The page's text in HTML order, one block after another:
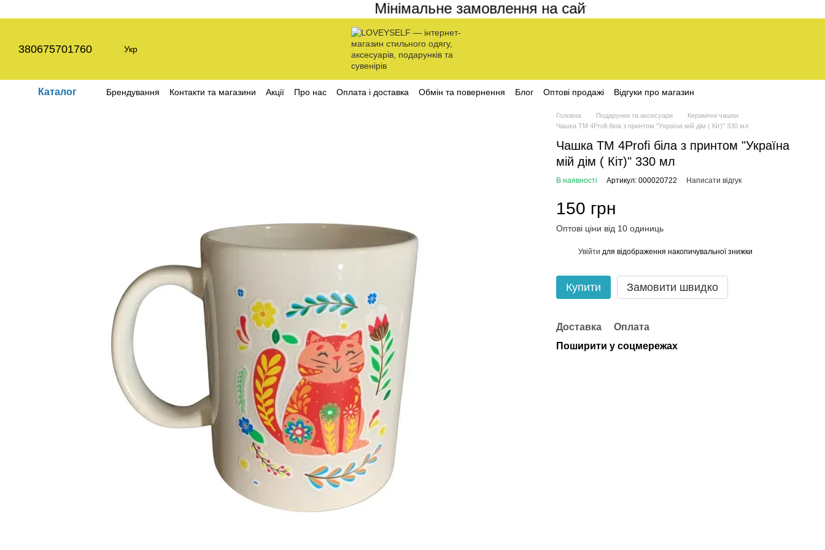
Мінімальне замовлення на сайті становить 200 грн
380675701760 Укр
Каталог Брендування Контакти та магазини Акції Про нас Оплата і доставка Обмін та повернення Блог Оптові продажі
Відгуки про магазин
Головна Подарунки та аксесуари
Керамічні чашки
Чашка ТМ 4Profi біла з принтом "Україна мій дім ( Кіт)" 330 мл
Чашка ТМ 4Profi біла з принтом "Україна
мій дім ( Кіт)" 330 мл
В наявності Артикул: 000020722 Написати відгук
150 грн
Оптові ціни від 10 одиниць
Увійти для відображення накопичувальної знижки
Купити Замовити швидко
Доставка
Оплата
Поширити у соцмережах